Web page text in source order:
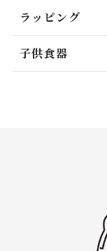
ラッピング
子供食器